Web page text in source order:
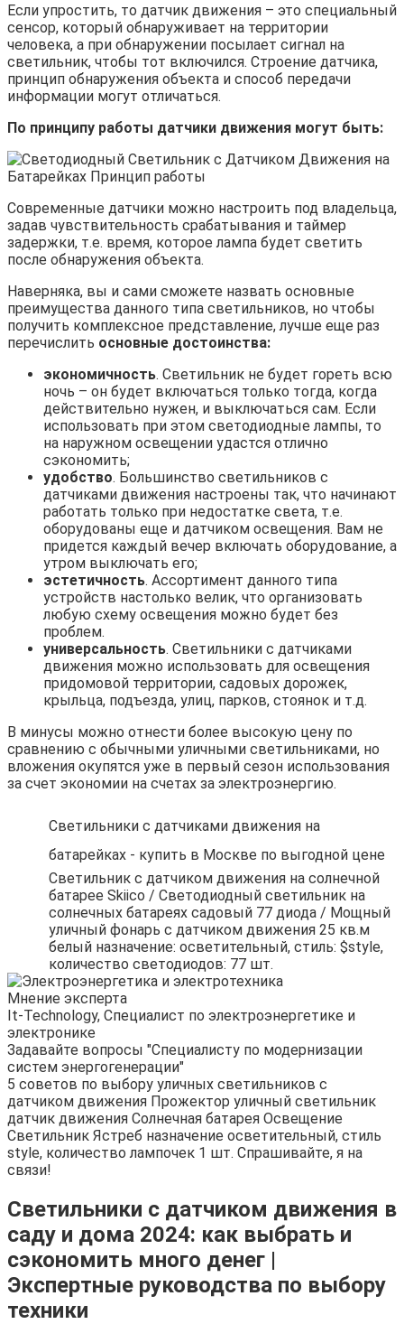
Если упростить, то датчик движения – это специальный
сенсор, который обнаруживает на территории
человека, а при обнаружении посылает сигнал на
светильник, чтобы тот включился. Строение датчика,
принцип обнаружения объекта и способ передачи
информации могут отличаться.
По принципу работы датчики движения могут быть:
Современные датчики можно настроить под владельца,
задав чувствительность срабатывания и таймер
задержки, т.е. время, которое лампа будет светить
после обнаружения объекта.
Наверняка, вы и сами сможете назвать основные
преимущества данного типа светильников, но чтобы
получить комплексное представление, лучше еще раз
перечислить основные достоинства:
экономичность. Светильник не будет гореть всю
ночь – он будет включаться только тогда, когда
действительно нужен, и выключаться сам. Если
использовать при этом светодиодные лампы, то
на наружном освещении удастся отлично
сэкономить;
удобство. Большинство светильников с
датчиками движения настроены так, что начинают
работать только при недостатке света, т.е.
оборудованы еще и датчиком освещения. Вам не
придется каждый вечер включать оборудование, а
утром выключать его;
эстетичность. Ассортимент данного типа
устройств настолько велик, что организовать
любую схему освещения можно будет без
проблем.
универсальность. Светильники с датчиками
движения можно использовать для освещения
придомовой территории, садовых дорожек,
крыльца, подъезда, улиц, парков, стоянок и т.д.
В минусы можно отнести более высокую цену по
сравнению с обычными уличными светильниками, но
вложения окупятся уже в первый сезон использования
за счет экономии на счетах за электроэнергию.
Светильники с датчиками движения на
батарейках - купить в Москве по выгодной цене
Светильник с датчиком движения на солнечной
батарее Skiico / Светодиодный светильник на
солнечных батареях садовый 77 диода / Мощный
уличный фонарь с датчиком движения 25 кв.м
белый назначение: осветительный, стиль: $style,
количество светодиодов: 77 шт.
Мнение эксперта
It-Technology, Cпециалист по электроэнергетике и
электронике
Задавайте вопросы "Специалисту по модернизации
систем энергогенерации"
5 советов по выбору уличных светильников c
датчиком движения Прожектор уличный светильник
датчик движения Солнечная батарея Освещение
Светильник Ястреб назначение осветительный, стиль
style, количество лампочек 1 шт. Спрашивайте, я на
связи!
Светильники с датчиком движения в
саду и дома 2024: как выбрать и
сэкономить много денег |
Экспертные руководства по выбору
техники